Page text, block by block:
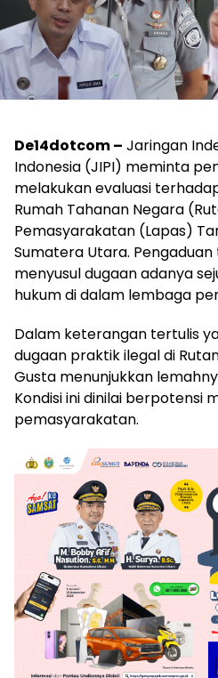
De14dotcom – Jaringan
Indonesia (JIPI) meminta
melakukan evaluasi
Rumah Tahanan Negara
Pemasyarakatan (Lapas)
Sumatera Utara.
menyusul dugaan adanya
hukum di dalam lembaga
Dalam keterangan tertulis
dugaan praktik ilegal di
Gusta menunjukkan
Kondisi ini dinilai berpotensi
pemasyarakatan.